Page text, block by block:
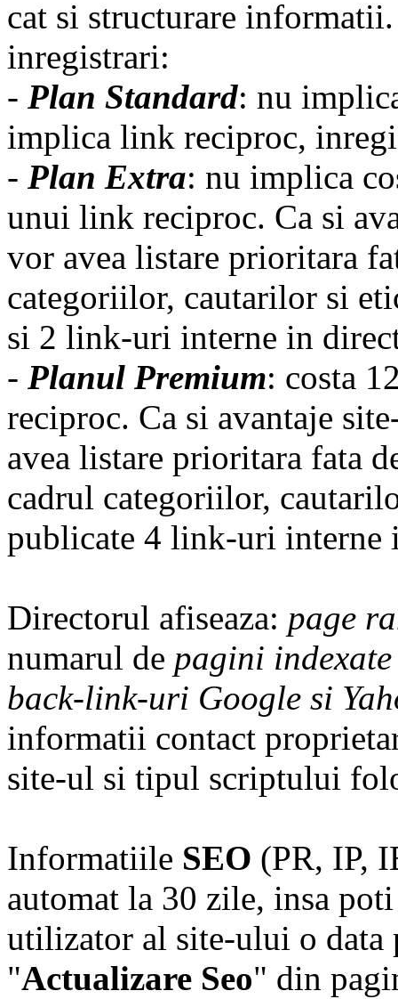
cat si structurare
inregistrari:
- Plan Standard: nu
implica link reciproc,
- Plan Extra: nu implica
unui link reciproc. Ca si
vor avea listare prioritara
categoriilor, cautarilor si
si 2 link-uri interne in
- Planul Premium: costa
reciproc. Ca si avantaje
avea listare prioritara fata
cadrul categoriilor,
publicate 4 link-uri interne
Directorul afiseaza: page
numarul de pagini
back-link-uri Google si
informatii contact
site-ul si tipul scriptului
Informatiile SEO (PR, IP,
automat la 30 zile, insa
utilizator al site-ului o data
"Actualizare Seo" din